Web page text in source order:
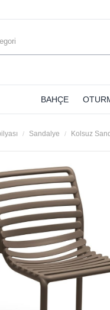
BAHÇE
Sandalye Kolsuz